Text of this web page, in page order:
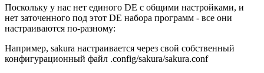
Поскольку у нас нет единого DE с общими настройками, и
нет заточенного под этот DE набора программ - все они
настраиваются по-разному:
Например, sakura настраивается через свой собственный
конфигурационный файл .config/sakura/sakura.conf